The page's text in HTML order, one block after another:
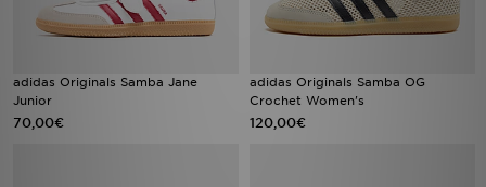
adidas Originals Samba Jane
Junior
70,00€
adidas Originals Samba OG
Crochet Women's
120,00€